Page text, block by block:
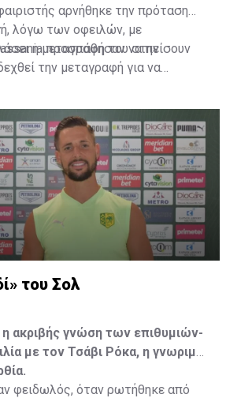
αρνήθηκε την πρόταση
λόγω των οφειλών, με
η μεταγραφή του στην
προσπάθησαν να πείσουν
την μεταγραφή για να
του, ώστε να μετακομίσει
νέα ομάδα το τρέχον
του Σολ
ακριβής γνώση των επιθυμιών-
με τον Τσάβι Ρόκα, η γνωριμία
φειδωλός, όταν ρωτήθηκε από